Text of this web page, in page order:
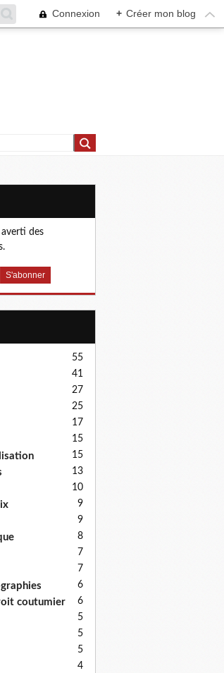
Connexion + Créer mon blog
des
55
41
27
25
17
15
15
13
10
9
9
8
7
7
6
coutumier 6
5
5
5
4